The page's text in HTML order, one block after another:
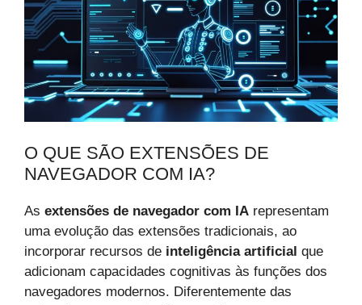
O QUE SÃO EXTENSÕES DE
NAVEGADOR COM IA?
As extensões de navegador com IA representam
uma evolução das extensões tradicionais, ao
incorporar recursos de inteligência artificial que
adicionam capacidades cognitivas às funções dos
navegadores modernos. Diferentemente das